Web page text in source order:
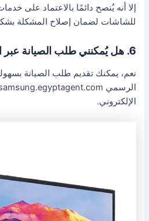
إلا أنه يُنصح دائمًا بالاعتماد على
للشاشات لضمان إصلاح المشكلة
6. هل يُمكنني طلب الصيانة عبر الإنترنت؟
نعم، يمكنك تقديم طلب الصيانة
الإلكتروني.